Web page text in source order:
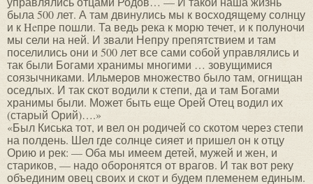
была 500 лет. А там двинулись мы к восходящему солнцу
и к Heпре пошли. Та ведь река к морю течет, и к полуночи
мы сели на ней. И звали Непру препятствием и там
поселились они и 500 лет все сами собой управлялись и
так были Богами хранимы многими … зовущимися
соязычниками. Ильмеров множество было там, огнищан
оседлых. И так скот водили к степи, да и там Богами
хранимы были. Может быть еще Орей Отец водил их
(старый Орий)….»
«Был Киська тот, и вел он родичей со скотом через степи
на полдень. Шел где солнце сияет и пришел он к отцу
Орию и рек: — Оба мы имеем детей, мужей и жен, и
стариков, — надо оборонятся от врагов. И так вот реку
объединим овец своих и скот и будем племенем единым.